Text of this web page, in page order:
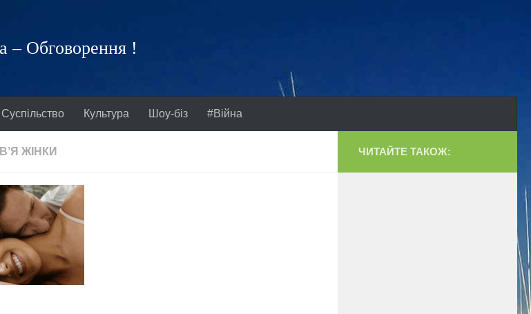
– Обговорення !
Суспільство Культура Шоу-біз #Війна
ЖІНКИ ЧИТАЙТЕ ТАКОЖ: